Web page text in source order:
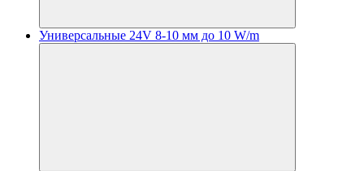
Универсальные 24V 8-10 мм до 10 W/m